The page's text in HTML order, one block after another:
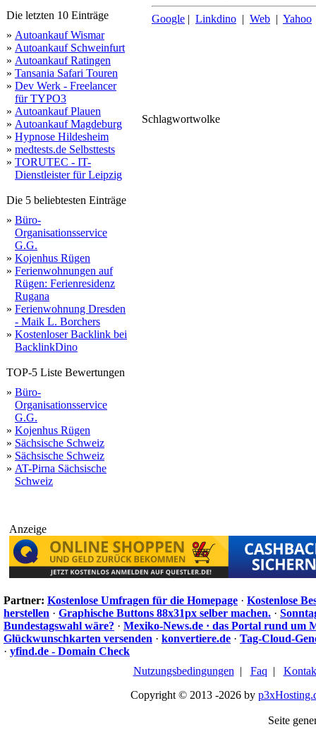
Die letzten 10 Einträge
» Autoankauf Wismar
» Autoankauf Schweinfurt
» Autoankauf Ratingen
» Tansania Safari Touren
» Dev Werk - Freelancer
für TYPO3
» Autoankauf Plauen
» Autoankauf Magdeburg
» Hypnose Hildesheim
» medtests.de Selbsttests
» TORUTEC - IT-
Dienstleister für Leipzig
Die 5 beliebtesten Einträge
» Büro-
Organisationsservice
G.G.
» Kojenhus Rügen
» Ferienwohnungen auf
Rügen: Ferienresidenz
Rugana
» Ferienwohnung Dresden
- Maik L. Borchers
» Kostenloser Backlink bei
BacklinkDino
TOP-5 Liste Bewertungen
» Büro-
Organisationsservice
G.G.
» Kojenhus Rügen
» Sächsische Schweiz
» Sächsische Schweiz
» AT-Pirna Sächsische
Schweiz
Google | Linkdino | Web | Yahoo
Schlagwortwolke
Anzeige
Partner: Kostenlose Umfragen für die Homepage · Kostenlose
herstellen · Graphische Buttons 88x31px selber machen. ·
Bundestagswahl wäre? · Mexiko-News.de · das Portal rund um
Glückwunschkarten versenden · konvertiere.de · Tag-Cloud-
· yfind.de - Domain Check
Nutzungsbedingungen | Faq |
Copyright © 2013 -2026 by
Seite